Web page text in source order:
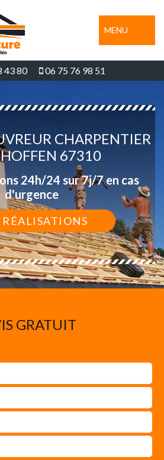
MENU
43 80 06 75 76 98 51
CHARPENTIER
67310
24h/24 sur 7j/7 en cas
d'urgence
RÉALISATIONS
GRATUIT